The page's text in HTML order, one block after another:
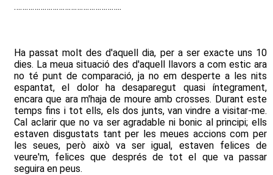
……………………………………………..
Ha passat molt des d'aquell dia, per a ser exacte uns 10
dies. La meua situació des d'aquell llavors a com estic ara
no té punt de comparació, ja no em desperte a les nits
espantat, el dolor ha desaparegut quasi íntegrament,
encara que ara m'haja de moure amb crosses. Durant este
temps fins i tot ells, els dos junts, van vindre a visitar-me.
Cal aclarir que no va ser agradable ni bonic al principi; ells
estaven disgustats tant per les meues accions com per
les seues, però això va ser igual, estaven felices de
veure'm, felices que després de tot el que va passar
seguira en peus.